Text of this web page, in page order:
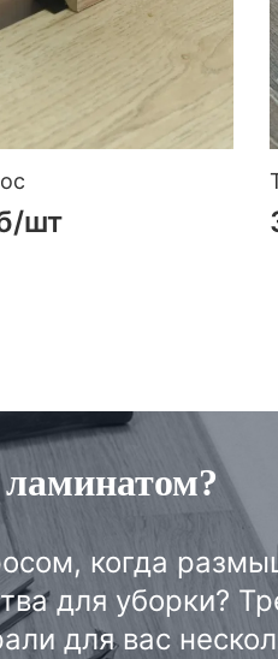
/шт
когда
для уборки?
для вас